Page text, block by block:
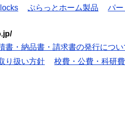
ぷらっとホーム製品 パー
書・納品書・請求書の発行につい
り扱い方針 校費・公費・科研